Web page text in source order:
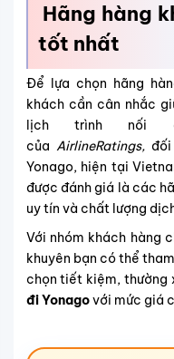
Hãng hàng
tốt nhất
Để lựa chọn hãng
khách cần cân nhắc
lịch trình nối
của AirlineRatings,đối
Yonago, hiện tại
được đánh giá là các
uy tín và chất lượng
Với nhóm khách hàng
khuyên bạn có thể
chọn tiết kiệm, thường
đi Yonagovới mức giá